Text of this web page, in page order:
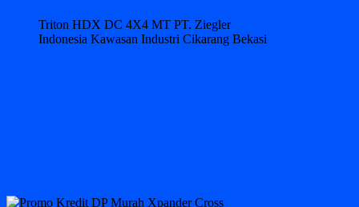
Triton HDX DC 4X4 MT PT. Ziegler
Indonesia Kawasan Industri Cikarang Bekasi